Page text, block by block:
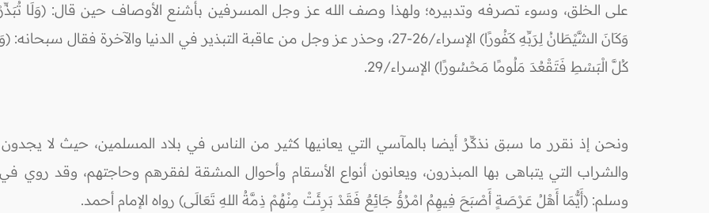
على الخلق، وسوء تصرفه وتدبيره؛ ولهذا وصف الله عز وجل المسرفين بأشنع الأوصاف حين قال: (وَلَا تُبَذِّرْ
وَكَانَ الشَّيْطَانُ لِرَبِّهِ كَفُورًا) الإسراء/26-27، وحذر عز وجل من عاقبة التبذير في الدنيا
كُلَّ الْبَسْطِ فَتَقْعُدَ مَلُومًا مَحْسُورًا) الإسراء/29.
ونحن إذ نقرر ما سبق نذكِّرُ أيضا بالمآسي التي يعانيها كثير من الناس في بلاد المسلمين، حيث لا
والشراب التي يتباهى بها المبذرون، ويعانون أنواع الأسقام وأحوال المشقة لفقرهم وحاجتهم، وقد
وسلم: (أَيُّمَا أَهْلُ عَرْصَةٍ أَصْبَحَ فِيهِمُ امْرُؤٌ جَائِعٌ فَقَدْ بَرِئَتْ مِنْهُمْ ذِمَّةُ اللهِ تَعَالَى) رواه الإمام أحمد.